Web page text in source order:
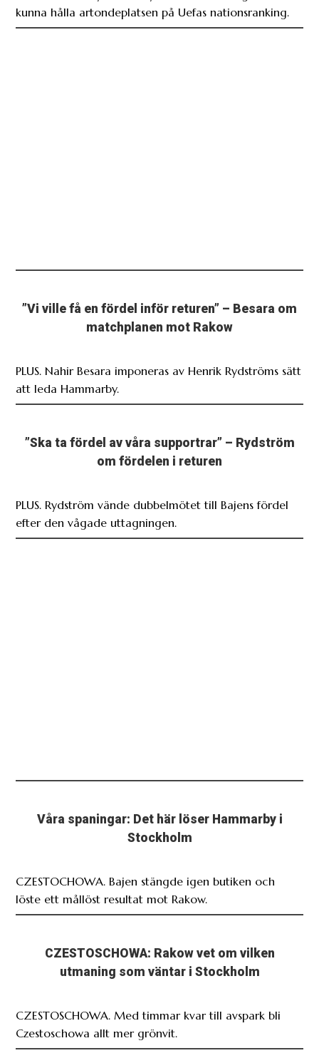
kunna hålla artondeplatsen på Uefas nationsranking.
”Vi ville få en fördel inför returen” – Besara om
matchplanen mot Rakow
PLUS. Nahir Besara imponeras av Henrik Rydströms sätt
att leda Hammarby.
”Ska ta fördel av våra supportrar” – Rydström
om fördelen i returen
PLUS. Rydström vände dubbelmötet till Bajens fördel
efter den vågade uttagningen.
Våra spaningar: Det här löser Hammarby i
Stockholm
CZESTOCHOWA. Bajen stängde igen butiken och
löste ett mållöst resultat mot Rakow.
CZESTOSCHOWA: Rakow vet om vilken
utmaning som väntar i Stockholm
CZESTOSCHOWA. Med timmar kvar till avspark bli
Czestoschowa allt mer grönvit.